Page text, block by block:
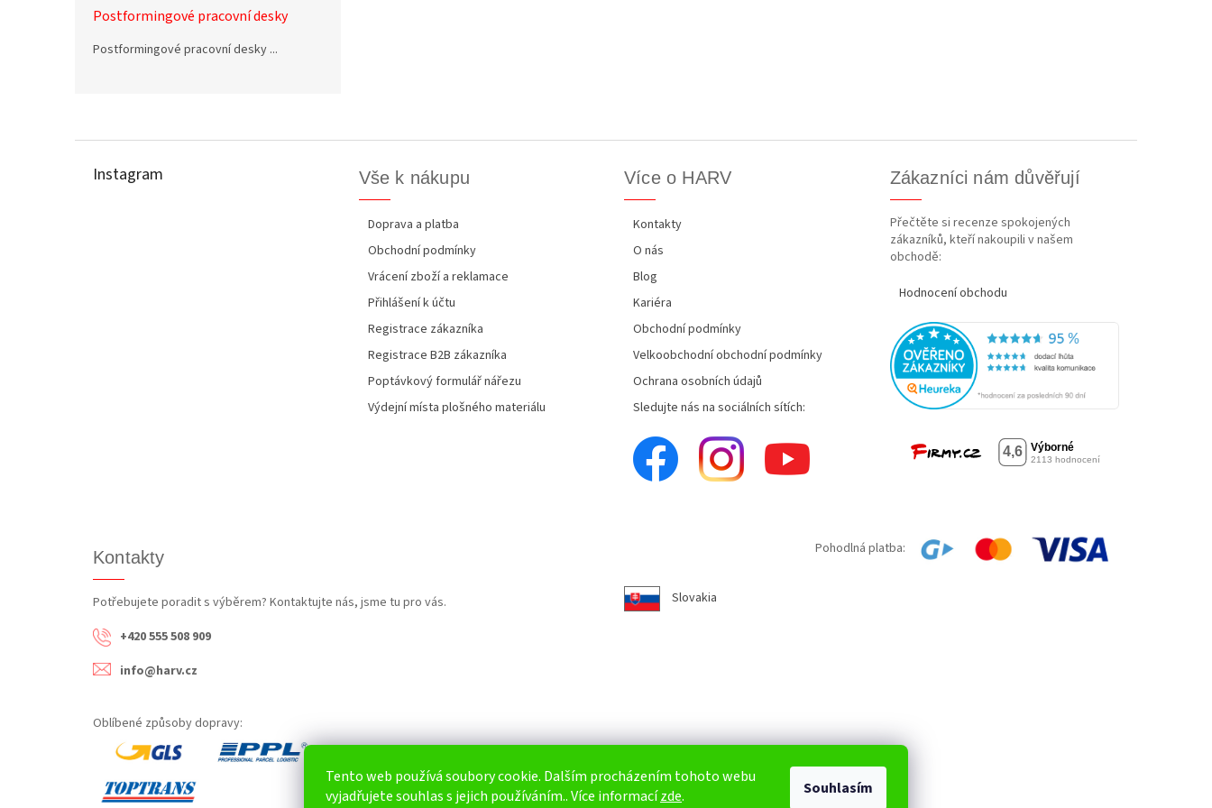
Tento web používá soubory cookie. Dalším procházením tohoto webu
vyjadřujete souhlas s jejich používáním.. Více informacízde. Souhlasím
Postformingové pracovní desky
Postformingové pracovní desky ...
Instagram Vše k nákupu
Doprava a platba
Obchodní podmínky
Vrácení zboží a reklamace
Přihlášení k účtu
Registrace zákazníka
Registrace B2B zákazníka
Poptávkový formulář nářezu
Výdejní místa plošného materiálu
Více o HARV
Kontakty
O nás
Blog
Kariéra
Obchodní podmínky
Velkoobchodní obchodní podmínky
Ochrana osobních údajů
Sledujte nás na sociálních sítích:
Zákazníci nám důvěřují
Přečtěte si recenze spokojených
zákazníků, kteří nakoupili v našem
obchodě:
Hodnocení obchodu
Kontakty
Potřebujete poradit s výběrem? Kontaktujte nás, jsme tu pro vás.
+420 555 508 909
info@harv.cz
Pohodlná platba:
Slovakia
Oblíbené způsoby dopravy: